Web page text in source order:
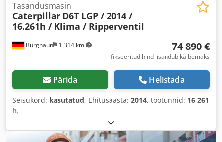
Burghaun 1 314 km
Tasandusmasin
Caterpillar D6T LGP / 2014 /
16.261h / Klima / Ripperventil
74 890 €
fikseeritud hind lisandub käibemaks
Pärida Helistada
Seisukord: kasutatud, Ehitusaasta: 2014, töötunnid: 16 261
h,